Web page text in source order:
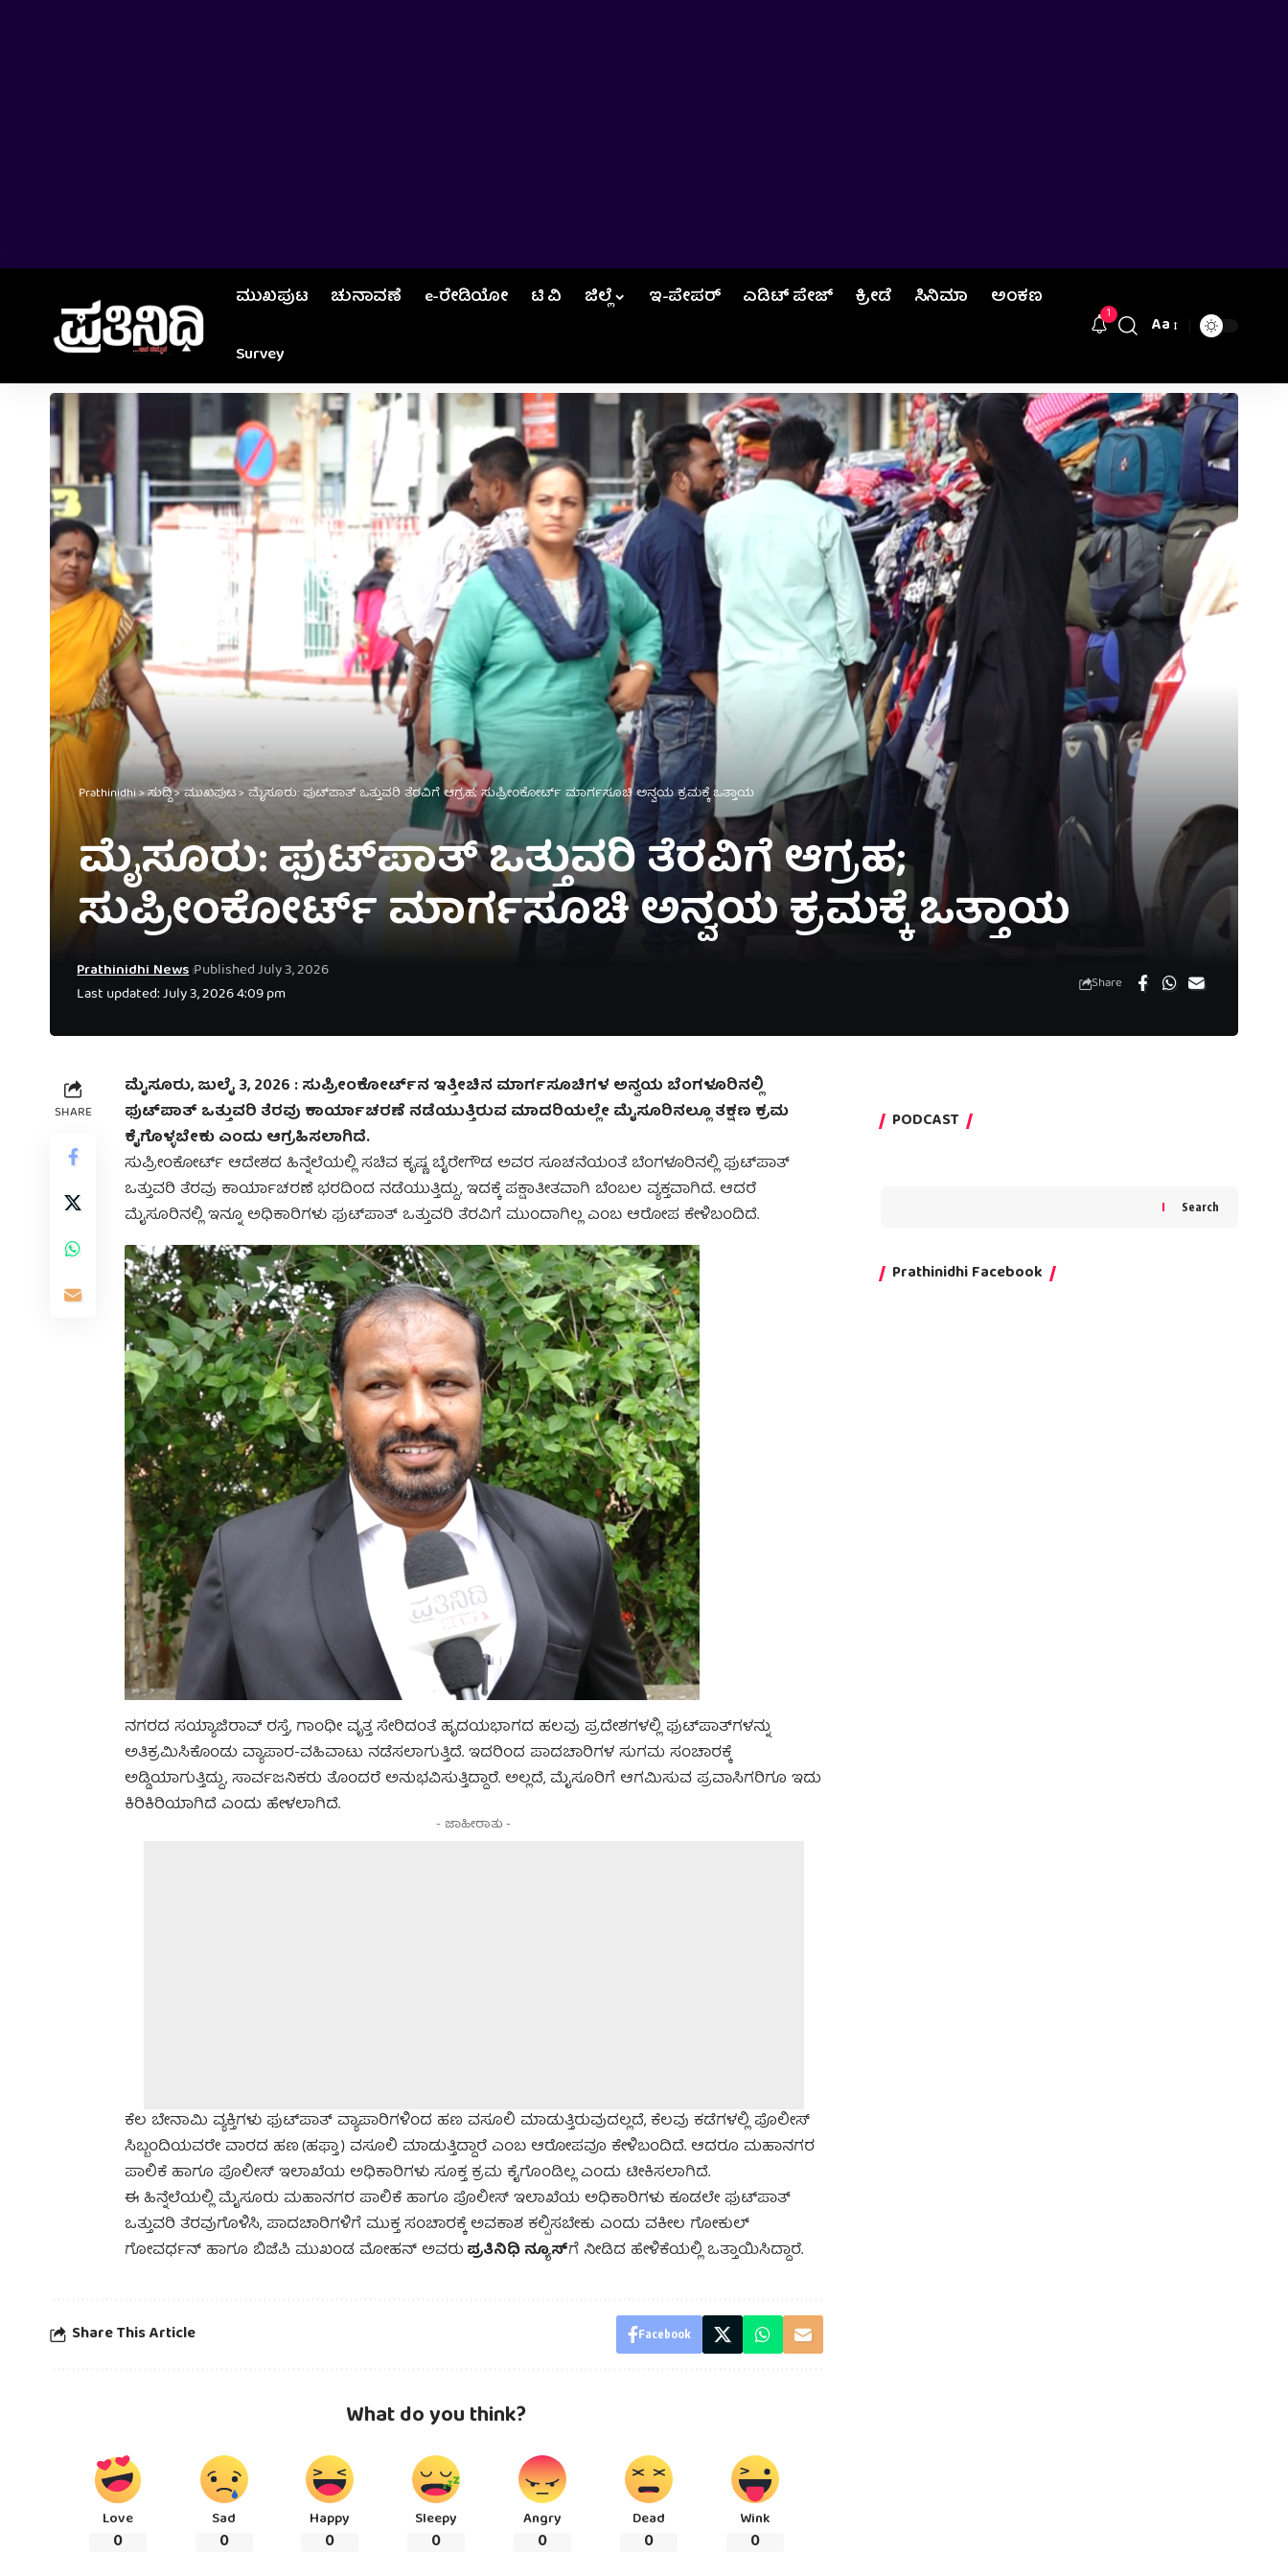
ಮುಖಪುಟ ಚುನಾವಣೆ e-ರೇಡಿಯೋ ಟಿ ವಿ ಜಿಲ್ಲೆ ಇ-ಪೇಪರ್ ಎಡಿಟ್‌ ಪೇಜ್‌ ಕ್ರೀಡೆ ಸಿನಿಮಾ ಅಂಕಣ
Survey
1 Aa
Prathinidhi>ಸುದ್ದಿ>ಮುಖಪುಟ>ಮೈಸೂರು: ಫುಟ್‌ಪಾತ್ ಒತ್ತುವರಿ ತೆರವಿಗೆ ಆಗ್ರಹ; ಸುಪ್ರೀಂಕೋರ್ಟ್ ಮಾರ್ಗಸೂಚಿ ಅನ್ವಯ ಕ್ರಮಕ್ಕೆ ಒತ್ತಾಯ
ಮೈಸೂರು: ಫುಟ್‌ಪಾತ್ ಒತ್ತುವರಿ ತೆರವಿಗೆ ಆಗ್ರಹ;
ಸುಪ್ರೀಂಕೋರ್ಟ್ ಮಾರ್ಗಸೂಚಿ ಅನ್ವಯ ಕ್ರಮಕ್ಕೆ ಒತ್ತಾಯ
Last updated: July 3, 2026 4:09 pm
Prathinidhi News Published July 3, 2026 Share
SHARE
ಮೈಸೂರು, ಜುಲೈ 3, 2026 : ಸುಪ್ರೀಂಕೋರ್ಟ್‌ನ ಇತ್ತೀಚಿನ ಮಾರ್ಗಸೂಚಿಗಳ ಅನ್ವಯ ಬೆಂಗಳೂರಿನಲ್ಲಿ
ಫುಟ್‌ಪಾತ್ ಒತ್ತುವರಿ ತೆರವು ಕಾರ್ಯಾಚರಣೆ ನಡೆಯುತ್ತಿರುವ ಮಾದರಿಯಲ್ಲೇ ಮೈಸೂರಿನಲ್ಲೂ ತಕ್ಷಣ ಕ್ರಮ
ಕೈಗೊಳ್ಳಬೇಕು ಎಂದು ಆಗ್ರಹಿಸಲಾಗಿದೆ.
ಸುಪ್ರೀಂಕೋರ್ಟ್ ಆದೇಶದ ಹಿನ್ನೆಲೆಯಲ್ಲಿ ಸಚಿವ ಕೃಷ್ಣ ಬೈರೇಗೌಡ ಅವರ ಸೂಚನೆಯಂತೆ ಬೆಂಗಳೂರಿನಲ್ಲಿ ಫುಟ್‌ಪಾತ್
ಒತ್ತುವರಿ ತೆರವು ಕಾರ್ಯಾಚರಣೆ ಭರದಿಂದ ನಡೆಯುತ್ತಿದ್ದು, ಇದಕ್ಕೆ ಪಕ್ಷಾತೀತವಾಗಿ ಬೆಂಬಲ ವ್ಯಕ್ತವಾಗಿದೆ. ಆದರೆ
ಮೈಸೂರಿನಲ್ಲಿ ಇನ್ನೂ ಅಧಿಕಾರಿಗಳು ಫುಟ್‌ಪಾತ್ ಒತ್ತುವರಿ ತೆರವಿಗೆ ಮುಂದಾಗಿಲ್ಲ ಎಂಬ ಆರೋಪ ಕೇಳಿಬಂದಿದೆ.
ನಗರದ ಸಯ್ಯಾಜಿರಾವ್ ರಸ್ತೆ, ಗಾಂಧೀ ವೃತ್ತ ಸೇರಿದಂತೆ ಹೃದಯಭಾಗದ ಹಲವು ಪ್ರದೇಶಗಳಲ್ಲಿ ಫುಟ್‌ಪಾತ್‌ಗಳನ್ನು
ಅತಿಕ್ರಮಿಸಿಕೊಂಡು ವ್ಯಾಪಾರ-ವಹಿವಾಟು ನಡೆಸಲಾಗುತ್ತಿದೆ. ಇದರಿಂದ ಪಾದಚಾರಿಗಳ ಸುಗಮ ಸಂಚಾರಕ್ಕೆ
ಅಡ್ಡಿಯಾಗುತ್ತಿದ್ದು, ಸಾರ್ವಜನಿಕರು ತೊಂದರೆ ಅನುಭವಿಸುತ್ತಿದ್ದಾರೆ. ಅಲ್ಲದೆ, ಮೈಸೂರಿಗೆ ಆಗಮಿಸುವ ಪ್ರವಾಸಿಗರಿಗೂ ಇದು
ಕಿರಿಕಿರಿಯಾಗಿದೆ ಎಂದು ಹೇಳಲಾಗಿದೆ.
- ಜಾಹೀರಾತು -
ಕೆಲ ಬೇನಾಮಿ ವ್ಯಕ್ತಿಗಳು ಫುಟ್‌ಪಾತ್ ವ್ಯಾಪಾರಿಗಳಿಂದ ಹಣ ವಸೂಲಿ ಮಾಡುತ್ತಿರುವುದಲ್ಲದೆ, ಕೆಲವು ಕಡೆಗಳಲ್ಲಿ ಪೊಲೀಸ್
ಸಿಬ್ಬಂದಿಯವರೇ ವಾರದ ಹಣ (ಹಫ್ತಾ) ವಸೂಲಿ ಮಾಡುತ್ತಿದ್ದಾರೆ ಎಂಬ ಆರೋಪವೂ ಕೇಳಿಬಂದಿದೆ. ಆದರೂ ಮಹಾನಗರ
ಪಾಲಿಕೆ ಹಾಗೂ ಪೊಲೀಸ್ ಇಲಾಖೆಯ ಅಧಿಕಾರಿಗಳು ಸೂಕ್ತ ಕ್ರಮ ಕೈಗೊಂಡಿಲ್ಲ ಎಂದು ಟೀಕಿಸಲಾಗಿದೆ.
ಈ ಹಿನ್ನೆಲೆಯಲ್ಲಿ ಮೈಸೂರು ಮಹಾನಗರ ಪಾಲಿಕೆ ಹಾಗೂ ಪೊಲೀಸ್ ಇಲಾಖೆಯ ಅಧಿಕಾರಿಗಳು ಕೂಡಲೇ ಫುಟ್‌ಪಾತ್
ಒತ್ತುವರಿ ತೆರವುಗೊಳಿಸಿ, ಪಾದಚಾರಿಗಳಿಗೆ ಮುಕ್ತ ಸಂಚಾರಕ್ಕೆ ಅವಕಾಶ ಕಲ್ಪಿಸಬೇಕು ಎಂದು ವಕೀಲ ಗೋಕುಲ್
ಗೋವರ್ಧನ್ ಹಾಗೂ ಬಿಜೆಪಿ ಮುಖಂಡ ಮೋಹನ್ ಅವರುಪ್ರತಿನಿಧಿ ನ್ಯೂಸ್‌ಗೆ ನೀಡಿದ ಹೇಳಿಕೆಯಲ್ಲಿ ಒತ್ತಾಯಿಸಿದ್ದಾರೆ.
Share This Article Facebook
What do you think?
Love
0
Sad
0
Happy
0
Sleepy
0
Angry
0
Dead
0
Wink
0
PODCAST
Search
Prathinidhi Facebook